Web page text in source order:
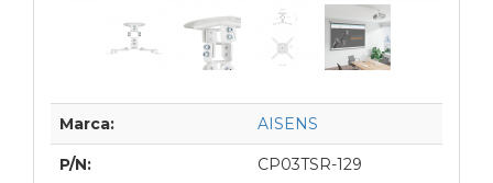
Marca: AISENS
P/N: CP03TSR-129